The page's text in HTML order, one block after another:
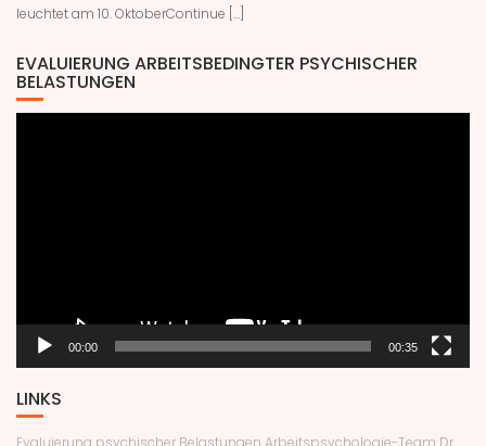
leuchtet am 10. OktoberContinue […]
EVALUIERUNG ARBEITSBEDINGTER PSYCHISCHER
BELASTUNGEN
00:00 00:35
LINKS